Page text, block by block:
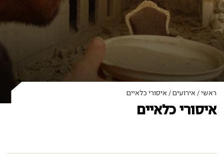
ראשי / אירועים / איסורי כלאיים
איסורי כלאיים